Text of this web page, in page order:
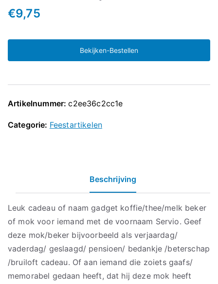
€9,75
Bekijken-Bestellen
Artikelnummer:c2ee36c2cc1e
Categorie: Feestartikelen
Beschrijving
Leuk cadeau of naam gadget koffie/thee/melk beker
of mok voor iemand met de voornaam Servio. Geef
deze mok/beker bijvoorbeeld als verjaardag/
vaderdag/ geslaagd/ pensioen/ bedankje /beterschap
/bruiloft cadeau. Of aan iemand die zoiets gaafs/
memorabel gedaan heeft, dat hij deze mok heeft